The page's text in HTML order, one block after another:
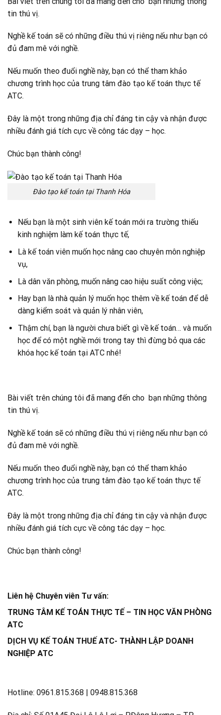
tin thú vị.
Nghề kế toán sẽ có những điều thú vị riêng nếu như bạn có
đủ đam mê với nghề.
Nếu muốn theo đuổi nghề này, bạn có thể tham khảo
chương trình học của trung tâm đào tạo kế toán thực tế
ATC.
Đây là một trong những địa chỉ đáng tin cậy và nhận được
nhiều đánh giá tích cực về công tác dạy – học.
Chúc bạn thành công!
Đào tạo kế toán tại Thanh Hóa
Nếu bạn là một sinh viên kế toán mới ra trường thiếu
kinh nghiệm làm kế toán thực tế,
Là kế toán viên muốn học nâng cao chuyên môn nghiệp
vụ,
Là dân văn phòng, muốn nâng cao hiệu suất công việc;
Hay bạn là nhà quản lý muốn học thêm về kế toán để dễ
dàng kiểm soát và quản lý nhân viên,
Thậm chí, bạn là người chưa biết gì về kế toán… và muốn
học để có một nghề mới trong tay thì đừng bỏ qua các
khóa học kế toán tại ATC nhé!
Bài viết trên chúng tôi đã mang đến cho bạn những thông
tin thú vị.
Nghề kế toán sẽ có những điều thú vị riêng nếu như bạn có
đủ đam mê với nghề.
Nếu muốn theo đuổi nghề này, bạn có thể tham khảo
chương trình học của trung tâm đào tạo kế toán thực tế
ATC.
Đây là một trong những địa chỉ đáng tin cậy và nhận được
nhiều đánh giá tích cực về công tác dạy – học.
Chúc bạn thành công!
Liên hệ Chuyên viên Tư vấn:
TRUNG TÂM KẾ TOÁN THỰC TẾ – TIN HỌC VĂN PHÒNG
ATC
DỊCH VỤ KẾ TOÁN THUẾ ATC- THÀNH LẬP DOANH
NGHIỆP ATC
Hotline: 0961.815.368 | 0948.815.368